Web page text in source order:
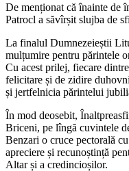
De menționat că înainte de
Patrocl a săvîrșit slujba de
La finalul Dumnezeieștii
mulțumire pentru părintele
Cu acest prilej, fiecare
felicitare și de zidire
și jertfelnicia părintelui
În mod deosebit,
Briceni, pe lîngă cuvintele
Benzari o cruce pectorală
apreciere și recunoștință
Altar și a credincioșilor.